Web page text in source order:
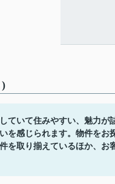
ていて住みやすい、魅力が
を感じられます。物件をお
を取り揃えているほか、お